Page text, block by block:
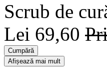
Scrub de
Lei 69,60
Cumpără
Afișează mai mult